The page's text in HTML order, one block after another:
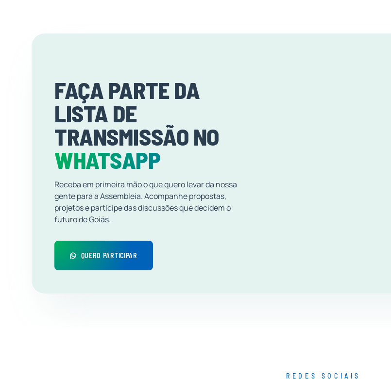
FAÇA PARTE DA
LISTA DE
TRANSMISSÃO NO
WHATSAPP
Receba em primeira mão o que quero levar da nossa
gente para a Assembleia. Acompanhe propostas,
projetos e participe das discussões que decidem o
futuro de Goiás.
QUERO PARTICIPAR
REDES SOCIAIS